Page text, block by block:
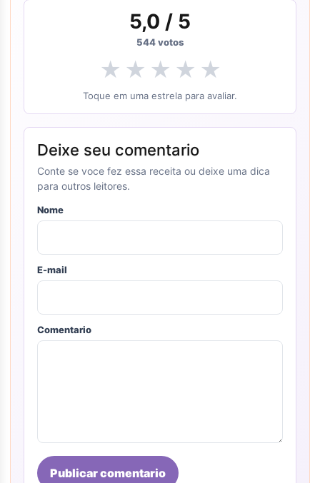
5,0 / 5
544votos
★ ★ ★ ★ ★
Toque em uma estrela para avaliar.
Deixe seu comentario
Conte se voce fez essa receita ou deixe uma dica
para outros leitores.
Nome
E-mail
Comentario
Publicar comentario